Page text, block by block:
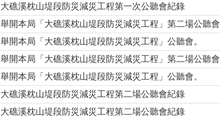
大礁溪枕山堤段防災減災工程第一次公聽會紀錄
舉開本局「大礁溪枕山堤段防災減災工程」第二場公聽會
舉開本局「大礁溪枕山堤段防災減災工程」公聽會。
舉開本局「大礁溪枕山堤段防災減災工程」第二場公聽會
舉開本局「大礁溪枕山堤段防災減災工程」公聽會。
大礁溪枕山堤段防災減災工程第二場公聽會紀錄
大礁溪枕山堤段防災減災工程第二場公聽會紀錄